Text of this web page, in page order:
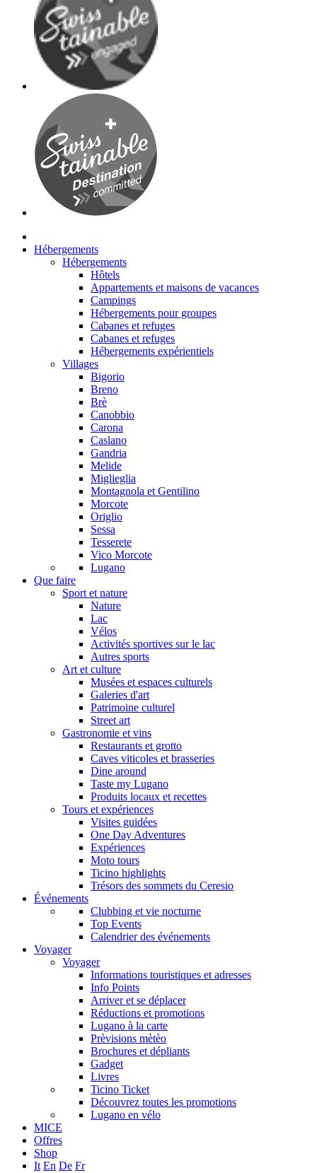
Hébergements
Hébergements
Hôtels
Appartements et maisons de vacances
Campings
Hébergements pour groupes
Cabanes et refuges
Cabanes et refuges
Hébergements expérientiels
Villages
Bigorio
Breno
Brè
Canobbio
Carona
Caslano
Gandria
Melide
Miglieglia
Montagnola et Gentilino
Morcote
Origlio
Sessa
Tesserete
Vico Morcote
Lugano
Que faire
Sport et nature
Nature
Lac
Vélos
Activités sportives sur le lac
Autres sports
Art et culture
Musées et espaces culturels
Galeries d'art
Patrimoine culturel
Street art
Gastronomie et vins
Restaurants et grotto
Caves viticoles et brasseries
Dine around
Taste my Lugano
Produits locaux et recettes
Tours et expériences
Visites guidées
One Day Adventures
Expériences
Moto tours
Ticino highlights
Trésors des sommets du Ceresio
Événements
Clubbing et vie nocturne
Top Events
Calendrier des événements
Voyager
Voyager
Informations touristiques et adresses
Info Points
Arriver et se déplacer
Réductions et promotions
Lugano à la carte
Prèvisions mètèo
Brochures et dépliants
Gadget
Livres
Ticino Ticket
Découvrez toutes les promotions
Lugano en vélo
MICE
Offres
Shop
It En De Fr